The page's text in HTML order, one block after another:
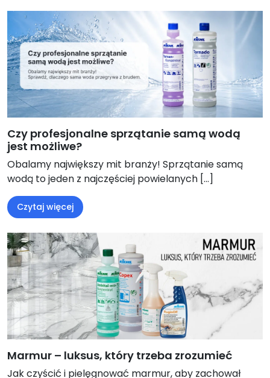
Czy profesjonalne sprzątanie samą wodą
jest możliwe?
Obalamy największy mit branży! Sprzątanie samą
wodą to jeden z najczęściej powielanych […]
Czytaj więcej
Marmur – luksus, który trzeba zrozumieć
Jak czyścić i pielęgnować marmur, aby zachował